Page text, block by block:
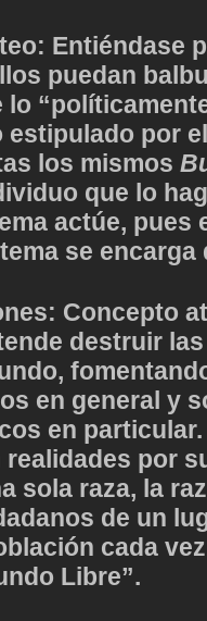
Entiéndase
puedan
lo
por
los mismos
que lo
actúe, pues
se
Concepto
destruir
en general y
en
por
sola raza, la
de un
cada
Libre”.